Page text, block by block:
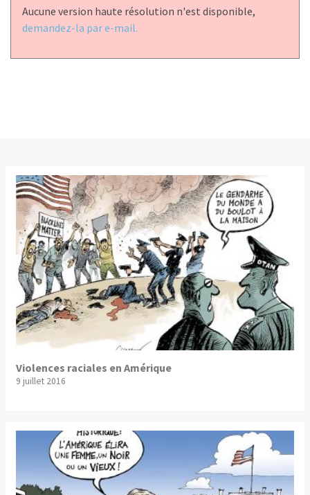
Aucune version haute résolution n'est disponible,
demandez-la par e-mail.
Violences raciales en Amérique
9 juillet 2016